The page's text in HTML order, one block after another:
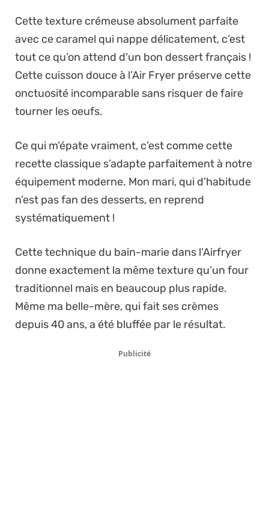
Cette texture crémeuse absolument parfaite
avec ce caramel qui nappe délicatement, c’est
tout ce qu’on attend d’un bon dessert français !
Cette cuisson douce à l’Air Fryer préserve cette
onctuosité incomparable sans risquer de faire
tourner les oeufs.
Ce qui m’épate vraiment, c’est comme cette
recette classique s’adapte parfaitement à notre
équipement moderne. Mon mari, qui d’habitude
n’est pas fan des desserts, en reprend
systématiquement !
Cette technique du bain-marie dans l’Airfryer
donne exactement la même texture qu’un four
traditionnel mais en beaucoup plus rapide.
Même ma belle-mère, qui fait ses crèmes
depuis 40 ans, a été bluffée par le résultat.
Publicité